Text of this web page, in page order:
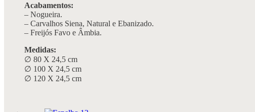
Acabamentos:
– Nogueira.
– Carvalhos Siena, Natural e Ebanizado.
– Freijós Favo e Âmbia.
Medidas:
∅ 80 X 24,5 cm
∅ 100 X 24,5 cm
∅ 120 X 24,5 cm